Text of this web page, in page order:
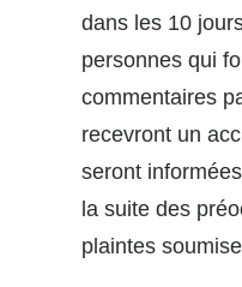
dans les 10
personnes qui
commentaires
recevront un
seront
la suite des
plaintes